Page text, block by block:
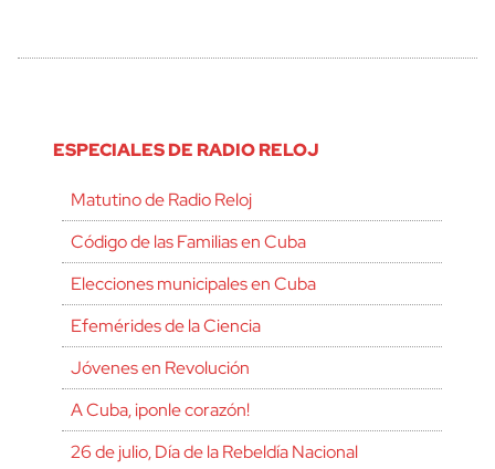
ESPECIALES DE RADIO RELOJ
Matutino de Radio Reloj
Código de las Familias en Cuba
Elecciones municipales en Cuba
Efemérides de la Ciencia
Jóvenes en Revolución
A Cuba, ¡ponle corazón!
26 de julio, Día de la Rebeldía Nacional